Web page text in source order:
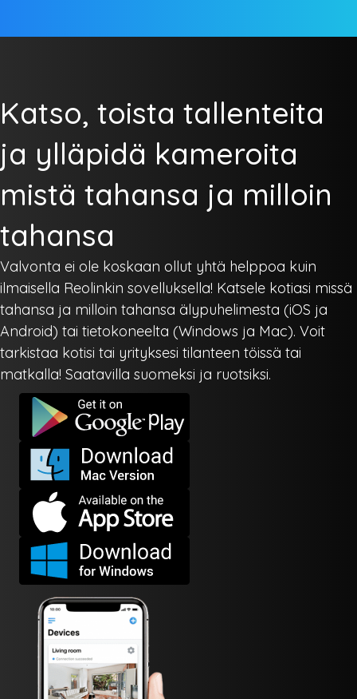
Katso, toista tallenteita
ja ylläpidä kameroita
mistä tahansa ja milloin
tahansa
Valvonta ei ole koskaan ollut yhtä helppoa kuin
ilmaisella Reolinkin sovelluksella! Katsele kotiasi missä
tahansa ja milloin tahansa älypuhelimesta (iOS ja
Android) tai tietokoneelta (Windows ja Mac). Voit
tarkistaa kotisi tai yrityksesi tilanteen töissä tai
matkalla! Saatavilla suomeksi ja ruotsiksi.